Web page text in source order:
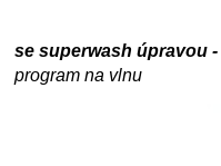
se superwash úpravou -
program na vlnu